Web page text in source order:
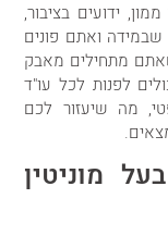
ידועים בציבור,
שבמידה ואתם פונים
מתחילים מאבק
לפנות לכל עו"ד
מה שיעזור לכם
בעל מוניטין